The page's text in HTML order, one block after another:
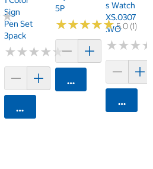
★
★
Sign
Pen Set
3pack
★★★★★
★★★★★
카트에 담기
5P
★★★★★
★★★★★5.0 (1)
카트에 담기
S Watch
XS.0307
.WO
★★★
★★★
카트에